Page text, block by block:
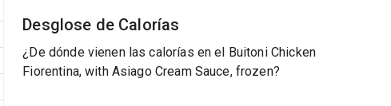
Desglose de Calorías
¿De dónde vienen las calorías en el Buitoni Chicken
Fiorentina, with Asiago Cream Sauce, frozen?